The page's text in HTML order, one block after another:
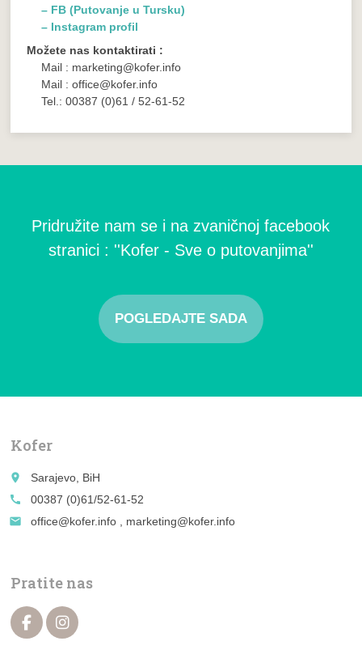
– FB (Putovanje u Tursku)
– Instagram profil
Možete nas kontaktirati :
Mail : marketing@kofer.info
Mail : office@kofer.info
Tel.: 00387 (0)61 / 52-61-52
Pridružite nam se i na zvaničnoj facebook
stranici : ''Kofer - Sve o putovanjima''
POGLEDAJTE SADA
Kofer
place
Sarajevo, BiH
call
00387 (0)61/52-61-52
email
office@kofer.info , marketing@kofer.info
Pratite nas